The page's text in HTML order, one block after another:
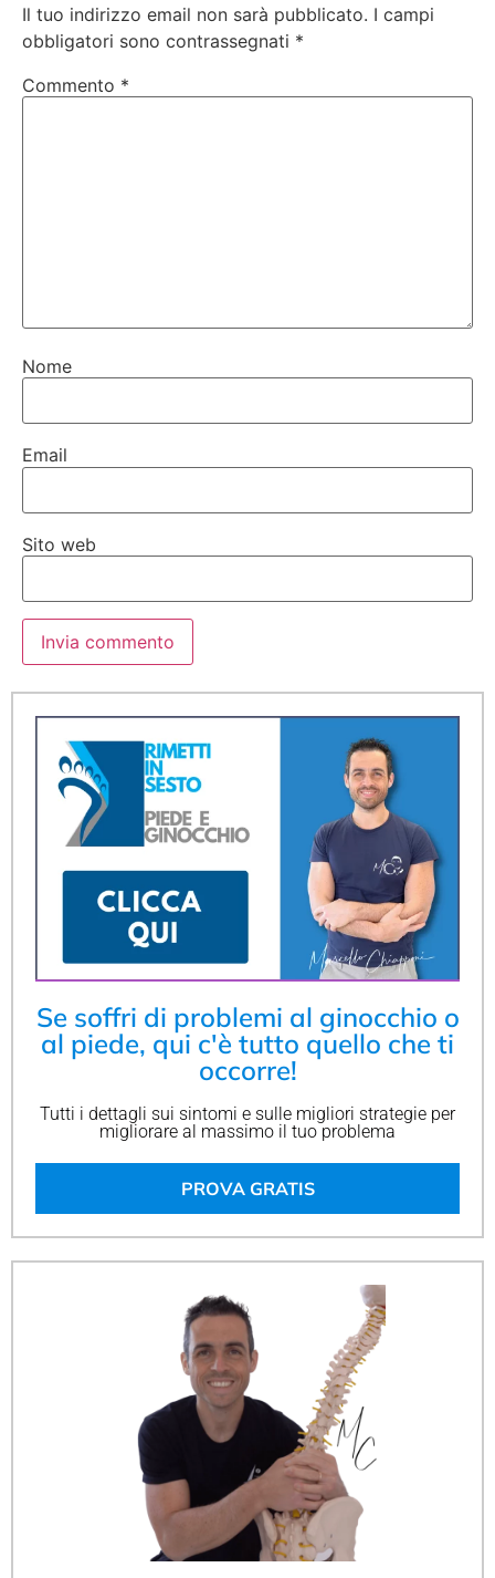
Il tuo indirizzo email non sarà pubblicato. I campi
obbligatori sono contrassegnati *
Commento *
Nome
Email
Sito web
Se soffri di problemi al ginocchio o
al piede, qui c'è tutto quello che ti
occorre!
Tutti i dettagli sui sintomi e sulle migliori strategie per
migliorare al massimo il tuo problema
PROVA GRATIS